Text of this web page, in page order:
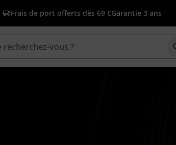
Frais de port offerts dès 69 €Garantie 3 ans